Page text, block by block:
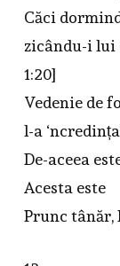
Căci
zicându-i lui
1:20]
Vedenie de
l-a
De-aceea
Acesta este
Prunc tânăr,